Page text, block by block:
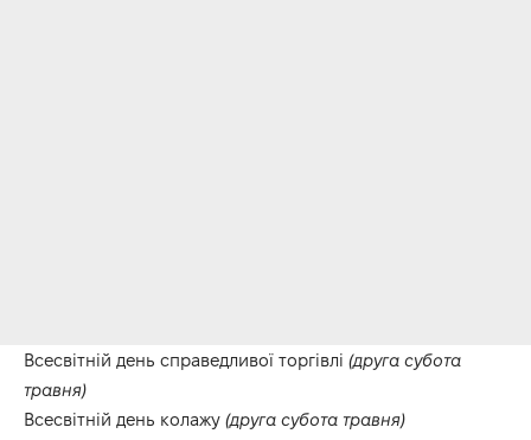
Всесвітній день справедливої торгівлі (друга субота
травня)
Всесвітній день колажу (друга субота травня)